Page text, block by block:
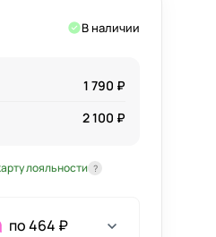
В наличии
1 790 ₽
2 100 ₽
лояльности ?
по 464 ₽